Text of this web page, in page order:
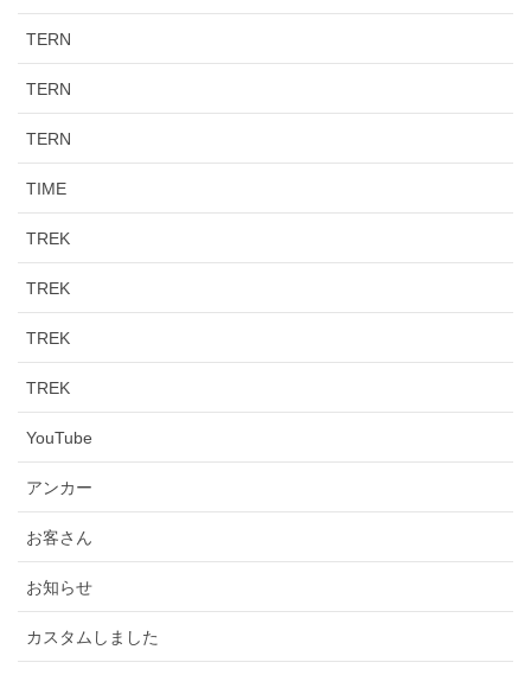
TERN
TERN
TERN
TIME
TREK
TREK
TREK
TREK
YouTube
アンカー
お客さん
お知らせ
カスタムしました